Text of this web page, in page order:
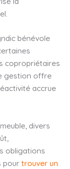
bénévole
copropriétaires
gestion offre
accrue
divers
obligations
pour trouver un